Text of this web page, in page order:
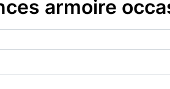
armoire